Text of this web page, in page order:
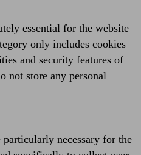
essential for the website
only includes cookies
and security features of
not store any personal
necessary for the